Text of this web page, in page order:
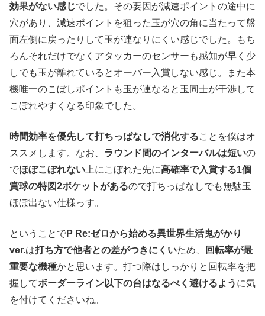
効果がない感じでした。その要因が減速ポイントの途中に
穴があり、減速ポイントを狙った玉が穴の角に当たって盤
面左側に戻ったりして玉が連なりにくい感じでした。もち
ろんそれだけでなくアタッカーのセンサーも感知が早く少
しでも玉が離れているとオーバー入賞しない感じ。また本
機唯一のこぼしポイントも玉が連なると玉同士が干渉して
こぼれやすくなる印象でした。
時間効率を優先して打ちっぱなしで消化することを僕はオ
ススメします。なお、 ラウンド間のインターバルは短いの
でほぼこぼれない 上にこぼれた先に高確率で入賞する1個
賞球の特図2ポケットがあるので打ちっぱなしでも無駄玉
ほぼ出ない仕様っす。
ということでP Re:ゼロから始める異世界生活鬼がかり
ver.は打ち方で他者との差がつきにくいため、
回転率が最
重要な機種かと思います。打つ際はしっかりと回転率を把
握してボーダーライン以下の台はなるべく避けるよう に気
を付けてくださいね。